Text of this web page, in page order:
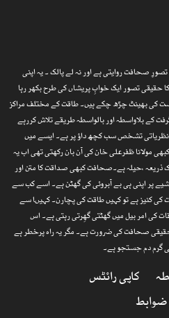
صحافت روایتی ہے اور نہ لے پالک ۔ یہ اپنی
حقیقی تصور ایک خوابِ پریشاں کی طرح بکھر رہا
کی بھینٹ چڑھ چکے ہیں۔ طاقت کے مختلف مراکز
کے بلاواسطہ اور بالواسطہ طریقے تلاش کررہے
نظریاتی تشخص سب کچھ داؤ پر ہے۔ ایسے میں
مولانا ظفرعلی خان کی آن بان رکھتی تھی اب یہ
ذریعہ ،حیلہ ہے۔صحافت کبھی صداقت کا متن اور
پر اپنی ہی بے آبروئی کی گھٹن ہے۔ اسے کب سے
کی کنیز ہے تو کہیں طاقت کی پچارن۔ کہیںا سے
کی امر بیل میں گھٹتی گھِرتی رہتی ہے۔ اس
صحافت کی ضرورت ہے۔ مگر یہ راہ پرخطر ہے
گرم دم جستجو ہے۔
کاپی رائٹس
ضوابط